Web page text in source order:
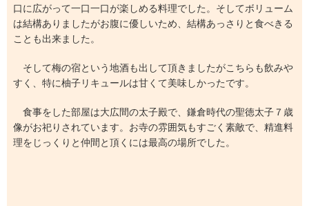
口に広がって一口一口が楽しめる料理でした。そしてボリューム
は結構ありましたがお腹に優しいため、結構あっさりと食べきる
ことも出来ました。
そして梅の宿という地酒も出して頂きましたがこちらも飲みや
すく、特に柚子リキュールは甘くて美味しかったです。
食事をした部屋は大広間の太子殿で、鎌倉時代の聖徳太子７歳
像がお祀りされています。お寺の雰囲気もすごく素敵で、精進料
理をじっくりと仲間と頂くには最高の場所でした。